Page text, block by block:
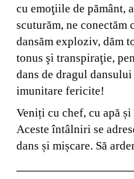
cu emoţiile de pământ,
scuturăm, ne
dansăm exploziv, dăm
tonus şi transpiraţie,
dans de dragul
imunitare fericite!
Veniți cu chef, cu apă
Aceste întâlniri se
dans și mișcare. Să